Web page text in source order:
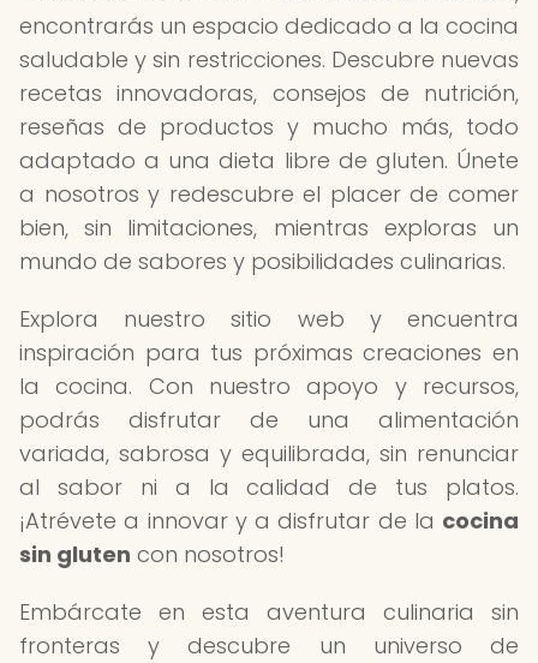
encontrarás un espacio dedicado a la cocina
saludable y sin restricciones. Descubre nuevas
recetas innovadoras, consejos de nutrición,
reseñas de productos y mucho más, todo
adaptado a una dieta libre de gluten. Únete
a nosotros y redescubre el placer de comer
bien, sin limitaciones, mientras exploras un
mundo de sabores y posibilidades culinarias.
Explora nuestro sitio web y encuentra
inspiración para tus próximas creaciones en
la cocina. Con nuestro apoyo y recursos,
podrás disfrutar de una alimentación
variada, sabrosa y equilibrada, sin renunciar
al sabor ni a la calidad de tus platos.
¡Atrévete a innovar y a disfrutar de la cocina
sin gluten con nosotros!
Embárcate en esta aventura culinaria sin
fronteras y descubre un universo de